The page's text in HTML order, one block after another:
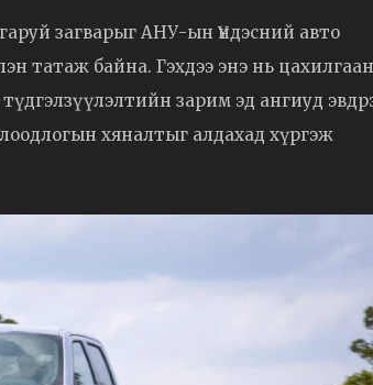
загварыг АНУ-ын Үндэсний авто
татаж байна. Гэхдээ энэ нь цахилгаан
зарим эд ангиуд
хяналтыг алдахад хүргэж